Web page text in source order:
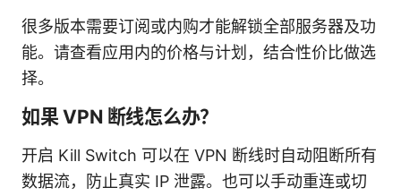
很多版本需要订阅或内购才能解锁全部服务器及功
能。请查看应用内的价格与计划，结合性价比做选
择。
如果 VPN 断线怎么办？
开启 Kill Switch 可以在 VPN 断线时自动阻断所有
数据流，防止真实 IP 泄露。也可以手动重连或切